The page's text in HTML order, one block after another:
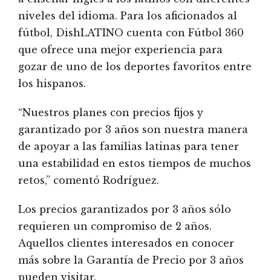
niveles del idioma. Para los aficionados al
fútbol, DishLATINO cuenta con Fútbol 360
que ofrece una mejor experiencia para
gozar de uno de los deportes favoritos entre
los hispanos.
“Nuestros planes con precios fijos y
garantizado por 3 años son nuestra manera
de apoyar a las familias latinas para tener
una estabilidad en estos tiempos de muchos
retos,” comentó Rodríguez.
Los precios garantizados por 3 años sólo
requieren un compromiso de 2 años.
Aquellos clientes interesados en conocer
más sobre la Garantía de Precio por 3 años
pueden visitar.